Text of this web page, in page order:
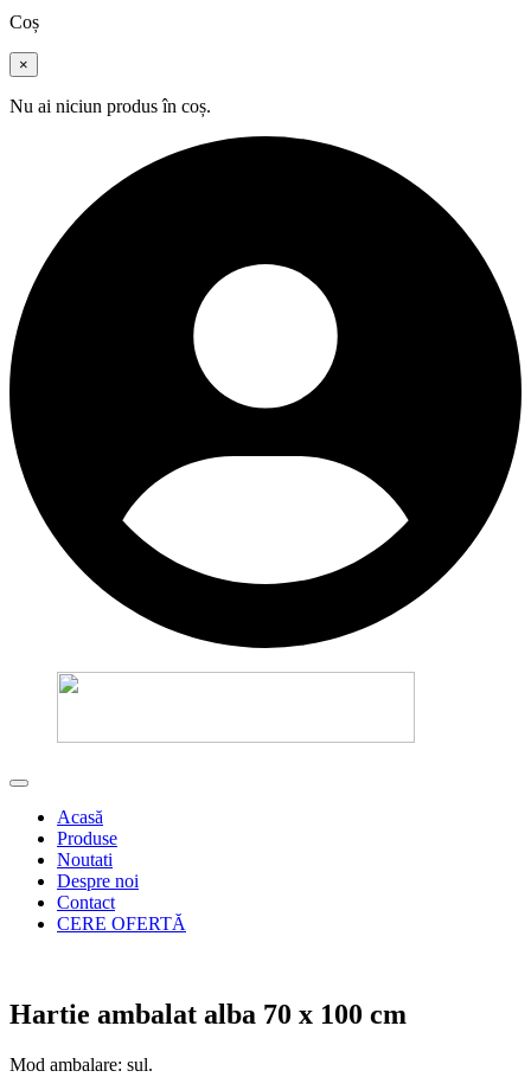
Coș
×
Nu ai niciun produs în coș.
Acasă
Produse
Noutati
Despre noi
Contact
CERE OFERTĂ
Hartie ambalat alba 70 x 100 cm
Mod ambalare: sul.